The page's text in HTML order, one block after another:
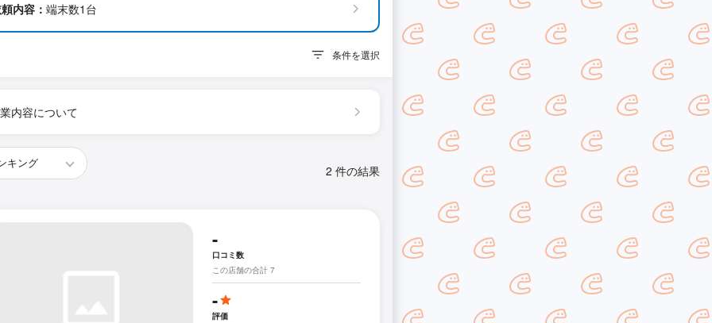
内容： 端末数1台
条件を選択
内容について
2 件の結果
-
口コミ数
この店舗の合計 7
-
評価